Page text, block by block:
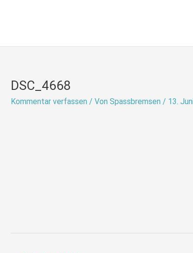
DSC_4668
Kommentar verfassen / Von Spassbremsen / 13.